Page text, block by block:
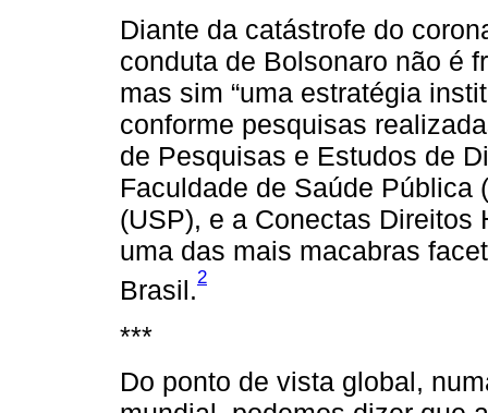
Diante da catástrofe do
conduta de Bolsonaro não é
mas sim “uma estratégia
conforme pesquisas
de Pesquisas e Estudos de
Faculdade de Saúde Pública
(USP), e a Conectas
uma das mais macabras
Brasil.2
***
Do ponto de vista global,